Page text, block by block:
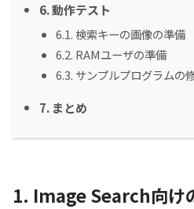
6. 動作テスト
6.1. 検索キーの画像の準備
6.2. RAMユーザの準備
6.3. サンプルプログラムの
7. まとめ
1. Image Search向け